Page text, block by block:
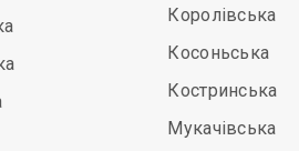
Королівська
Косоньська
Костринська
Мукачівська